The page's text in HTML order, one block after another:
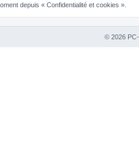
depuis « Confidentialité et cookies ».
© 2026